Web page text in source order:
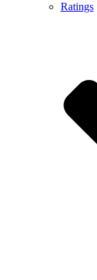
Ratings